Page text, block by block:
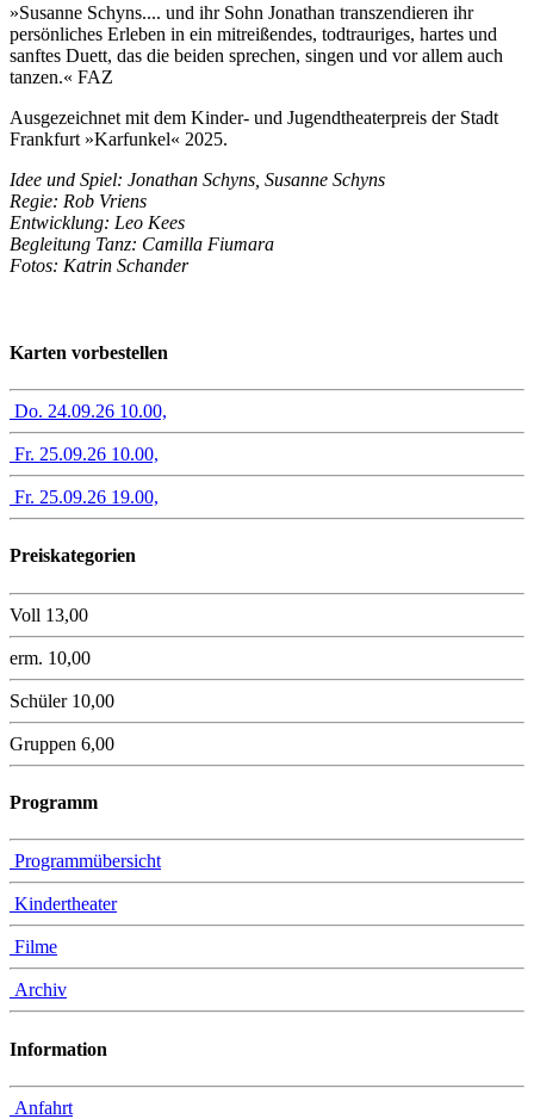
»Susanne Schyns.... und ihr Sohn Jonathan transzendieren ihr
persönliches Erleben in ein mitreißendes, todtrauriges, hartes und
sanftes Duett, das die beiden sprechen, singen und vor allem auch
tanzen.« FAZ
Ausgezeichnet mit dem Kinder- und Jugendtheaterpreis der Stadt
Frankfurt »Karfunkel« 2025.
Idee und Spiel: Jonathan Schyns, Susanne Schyns
Regie: Rob Vriens
Entwicklung: Leo Kees
Begleitung Tanz: Camilla Fiumara
Fotos: Katrin Schander
Karten vorbestellen
Do. 24.09.26 10.00,
Fr. 25.09.26 10.00,
Fr. 25.09.26 19.00,
Preiskategorien
Voll 13,00
erm. 10,00
Schüler 10,00
Gruppen 6,00
Programm
Programmübersicht
Kindertheater
Filme
Archiv
Information
Anfahrt